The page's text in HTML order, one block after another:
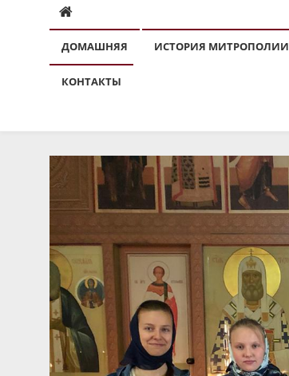
ДОМАШНЯЯ ИСТОРИЯ МИТРОПОЛИИ
КОНТАКТЫ